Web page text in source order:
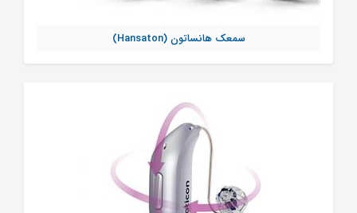
سمعک هانساتون (Hansaton)